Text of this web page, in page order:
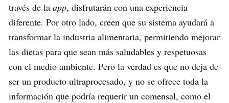
través de la app, disfrutarán con una experiencia
diferente. Por otro lado, creen que su sistema ayudará a
transformar la industria alimentaria, permitiendo mejorar
las dietas para que sean más saludables y respetuosas
con el medio ambiente. Pero la verdad es que no deja de
ser un producto ultraprocesado, y no se ofrece toda la
información que podría requerir un comensal, como el